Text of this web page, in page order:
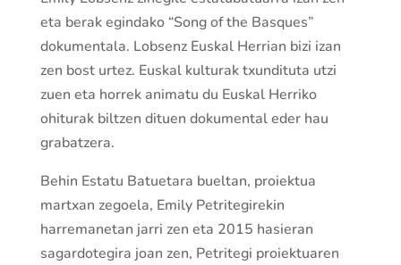
eta berak egindako “Song of the Basques”
dokumentala. Lobsenz Euskal Herrian bizi izan
zen bost urtez. Euskal kulturak txundituta utzi
zuen eta horrek animatu du Euskal Herriko
ohiturak biltzen dituen dokumental eder hau
grabatzera.
Behin Estatu Batuetara bueltan, proiektua
martxan zegoela, Emily Petritegirekin
harremanetan jarri zen eta 2015 hasieran
sagardotegira joan zen, Petritegi proiektuaren